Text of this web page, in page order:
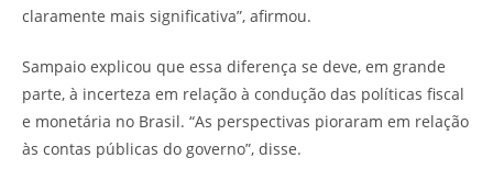
claramente mais significativa”, afirmou.
Sampaio explicou que essa diferença se deve, em grande
parte, à incerteza em relação à condução das políticas fiscal
e monetária no Brasil. “As perspectivas pioraram em relação
às contas públicas do governo”, disse.